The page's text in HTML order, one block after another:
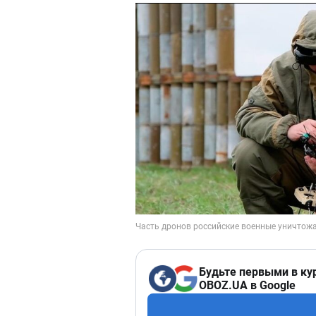
Будьте первыми в
OBOZ.UA в Google